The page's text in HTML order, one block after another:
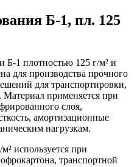
Б-1, пл. 125
Б-1 плотностью 125 г/м² и
для производства прочного
для транспортировки,
применяется при
слоя,
амортизационные
нагрузкам.
используется при
транспортной